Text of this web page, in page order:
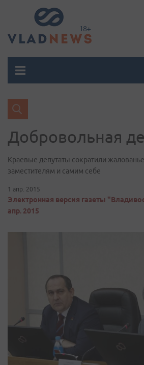
Добровольная
Краевые депутаты сократили жалованье
заместителям и самим себе
1 апр. 2015
Электронная версия газеты
апр. 2015